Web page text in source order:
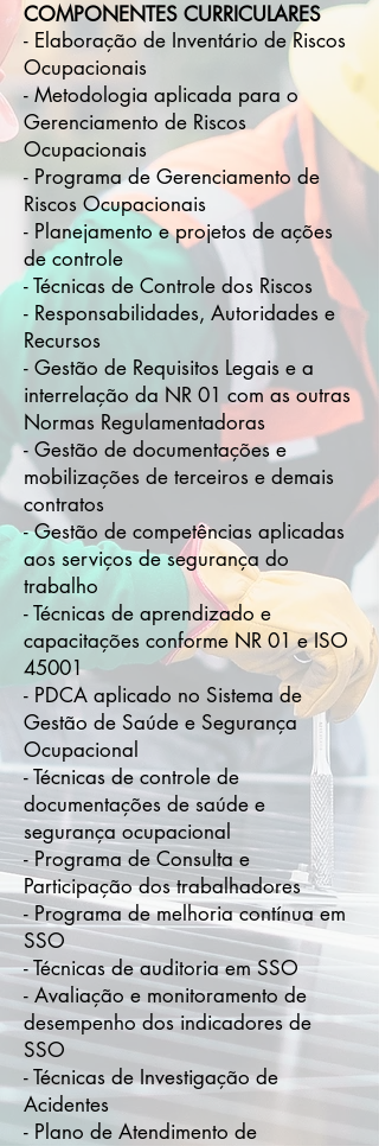
COMPONENTES CURRICULARES
- Elaboração de Inventário de Riscos
Ocupacionais
- Metodologia aplicada para o
Gerenciamento de Riscos
Ocupacionais
- Programa de Gerenciamento de
Riscos Ocupacionais
- Planejamento e projetos de ações
de controle
- Técnicas de Controle dos Riscos
- Responsabilidades, Autoridades e
Recursos
- Gestão de Requisitos Legais e a
interrelação da NR 01 com as outras
Normas Regulamentadoras
- Gestão de documentações e
mobilizações de terceiros e demais
contratos
- Gestão de competências aplicadas
aos serviços de segurança do
trabalho
- Técnicas de aprendizado e
capacitações conforme NR 01 e ISO
45001
- PDCA aplicado no Sistema de
Gestão de Saúde e Segurança
Ocupacional
- Técnicas de controle de
documentações de saúde e
segurança ocupacional
- Programa de Consulta e
Participação dos trabalhadores
- Programa de melhoria contínua em
SSO
- Técnicas de auditoria em SSO
- Avaliação e monitoramento de
desempenho dos indicadores de
SSO
- Técnicas de Investigação de
Acidentes
- Plano de Atendimento de